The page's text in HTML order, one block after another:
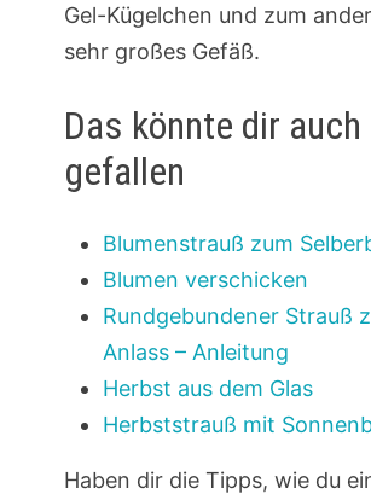
Gel-Kügelchen und zum
sehr großes Gefäß.
Das könnte dir auch
gefallen
Blumenstrauß zum
Blumen verschicken
Rundgebundener Strauß
Anlass – Anleitung
Herbst aus dem Glas
Herbststrauß mit
Haben dir die Tipps, wie du